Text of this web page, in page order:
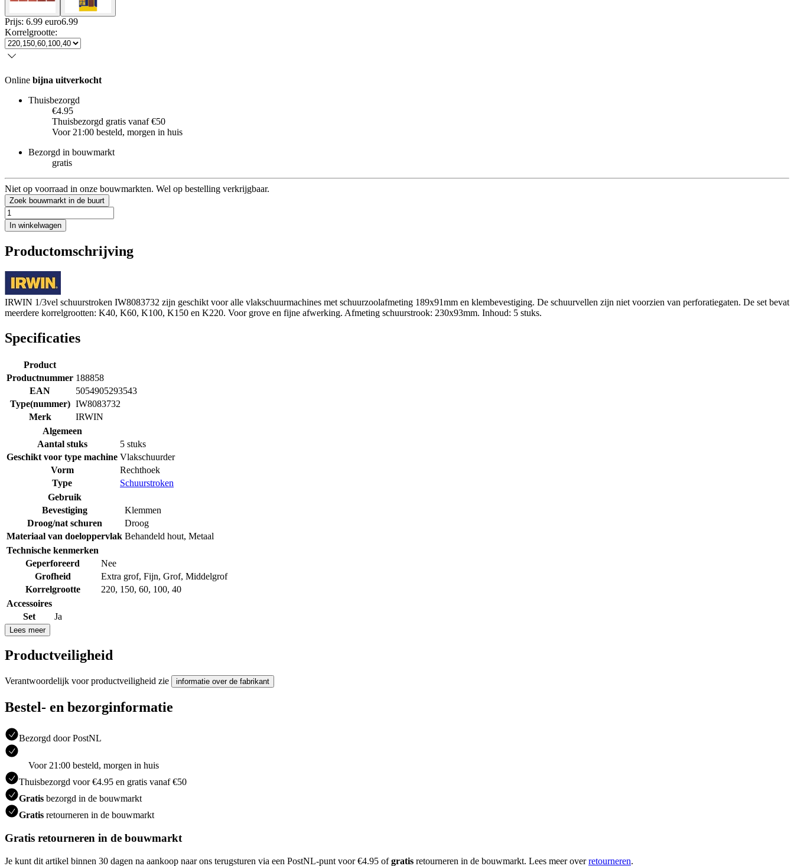
Prijs: 6.99 euro6.99
Korrelgrootte:
Online bijna uitverkocht
Thuisbezorgd
€4.95
Thuisbezorgd gratis vanaf €50
Voor 21:00 besteld, morgen in huis
Bezorgd in bouwmarkt
gratis
Niet op voorraad in onze bouwmarkten. Wel op bestelling verkrijgbaar.
Zoek bouwmarkt in de buurt
In winkelwagen
Productomschrijving
IRWIN 1/3vel schuurstroken IW8083732 zijn geschikt voor alle vlakschuurmachines met schuurzoolafmeting 189x91mm en klembevestiging. De schuurvellen zijn niet voorzien van perforatiegaten. De set bevat
meerdere korrelgrootten: K40, K60, K100, K150 en K220. Voor grove en fijne afwerking. Afmeting schuurstrook: 230x93mm. Inhoud: 5 stuks.
Specificaties
Product
Productnummer 188858
EAN
5054905293543
Type(nummer) IW8083732
Merk
IRWIN
Algemeen
Aantal stuks
5 stuks
Geschikt voor type machine Vlakschuurder
Vorm
Rechthoek
Type
Schuurstroken
Gebruik
Bevestiging
Klemmen
Droog/nat schuren
Droog
Materiaal van doeloppervlak Behandeld hout, Metaal
Technische kenmerken
Geperforeerd
Nee
Grofheid
Extra grof, Fijn, Grof, Middelgrof
Korrelgrootte
220, 150, 60, 100, 40
Accessoires
Set
Ja
Lees meer
Productveiligheid
Verantwoordelijk voor productveiligheid zie informatie over de fabrikant
Bestel- en bezorginformatie
Bezorgd door PostNL
Voor 21:00 besteld, morgen in huis
Thuisbezorgd voor €4.95 en gratis vanaf €50
Gratis bezorgd in de bouwmarkt
Gratis retourneren in de bouwmarkt
Gratis retourneren in de bouwmarkt
Je kunt dit artikel binnen 30 dagen na aankoop naar ons terugsturen via een PostNL-punt voor €4.95 ofgratis retourneren in de bouwmarkt. Lees meer overretourneren.